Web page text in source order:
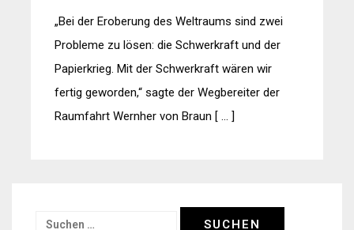
„Bei der Eroberung des Weltraums sind zwei
Probleme zu lösen: die Schwerkraft und der
Papierkrieg. Mit der Schwerkraft wären wir
fertig geworden,“ sagte der Wegbereiter der
Raumfahrt Wernher von Braun [ … ]
Suchen